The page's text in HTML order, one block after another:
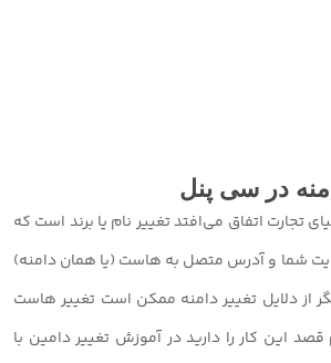
در سی پنل
تجارت اتفاق می‌افتد تغییر نام یا برند است که
شما و آدرس متصل به هاست (یا همان دامنه)
از دلایل تغییر دامنه ممکن است تغییر هاست
این کار را دارید در آموزش تغییر دامین با